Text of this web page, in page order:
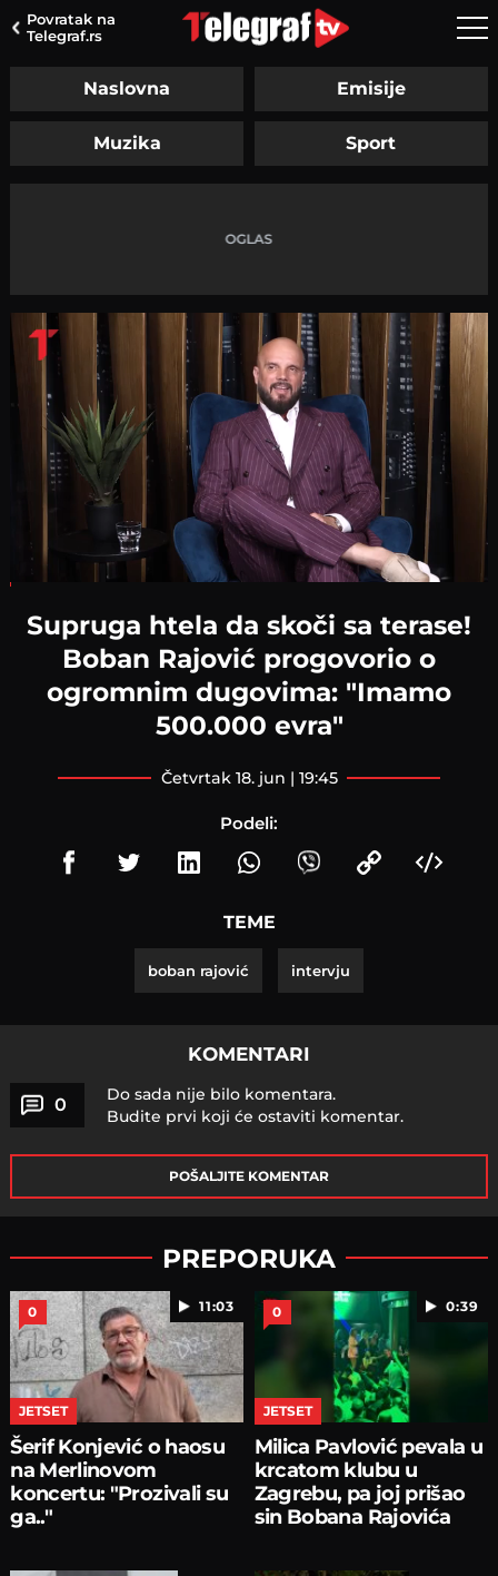
Povratak na
Telegraf.rs
Naslovna Emisije
Muzika Sport
Supruga htela da skoči sa terase!
Boban Rajović progovorio o
ogromnim dugovima: "Imamo
500.000 evra"
četvrtak 18. jun | 19:45
Podeli:
TEME
boban rajović intervju
KOMENTARI
0
Do sada nije bilo komentara.
Budite prvi koji će ostaviti komentar.
POŠALJITE KOMENTAR
PREPORUKA
11:03
0
JETSET
Šerif Konjević o haosu
na Merlinovom
koncertu: "Prozivali su
ga.."
0:39
0
JETSET
Milica Pavlović pevala u
krcatom klubu u
Zagrebu, pa joj prišao
sin Bobana Rajovića